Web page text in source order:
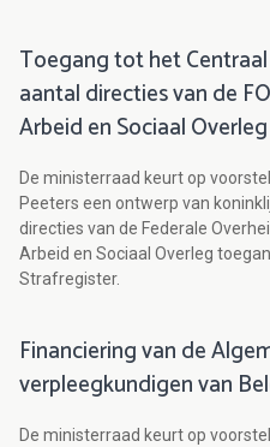
Toegang tot het
aantal directies van de
Arbeid en Sociaal Overleg
De ministerraad keurt op
Peeters een ontwerp van
directies van de Federale
Arbeid en Sociaal Overleg
Strafregister.
Financiering van de
verpleegkundigen van
De ministerraad keurt op